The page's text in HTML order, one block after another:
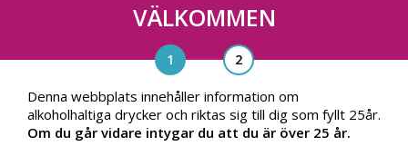
Vinguiden Nordic AB
Blasieholmsgatan 4A, 111 48, Stockholm
info@vinguiden.com
VÄLKOMMEN
Denna webbplats innehåller information om
alkoholhaltiga drycker och riktas sig till dig som fyllt 25år.
Om du går vidare intygar du att du är över 25 år.